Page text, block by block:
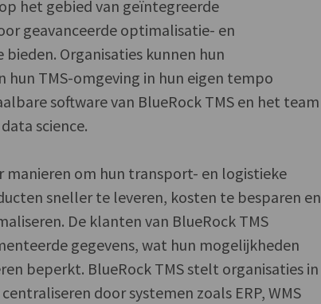
het gebied van geïntegreerde
geavanceerde optimalisatie- en
Organisaties kunnen hun
TMS-omgeving in hun eigen tempo
software van BlueRock TMS en het team
science.
manieren om hun transport- en logistieke
sneller te leveren, kosten te besparen en
De klanten van BlueRock TMS
gegevens, wat hun mogelijkheden
beperkt. BlueRock TMS stelt organisaties in
door systemen zoals ERP, WMS